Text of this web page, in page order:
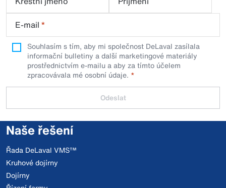
E-mail *
Souhlasím s tím, aby mi společnost DeLaval zasílala
informační bulletiny a další marketingové materiály
prostřednictvím e-mailu a aby za tímto účelem
zpracovávala mé osobní údaje.
Odeslat
Naše řešení
Řada DeLaval VMS™
Kruhové dojírny
Dojírny